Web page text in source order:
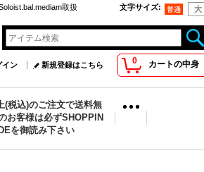
取扱 文字サイズ:
0 カートの中身
イン 新規登録はこちら
(税込)のご注文で送料無
お客様は必ずSHOPPIN
を御読み下さい